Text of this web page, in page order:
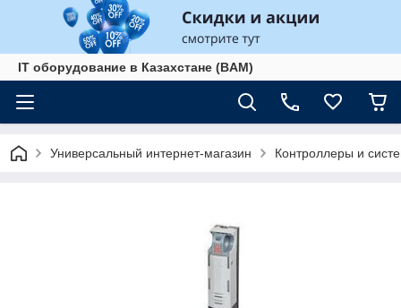
IT оборудование в Казахстане (BAM)
Универсальный интернет-магазин Контроллеры и